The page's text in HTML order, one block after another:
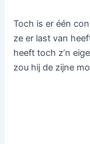
Toch is er één
ze er last van
heeft toch z’n
zou hij de zijne